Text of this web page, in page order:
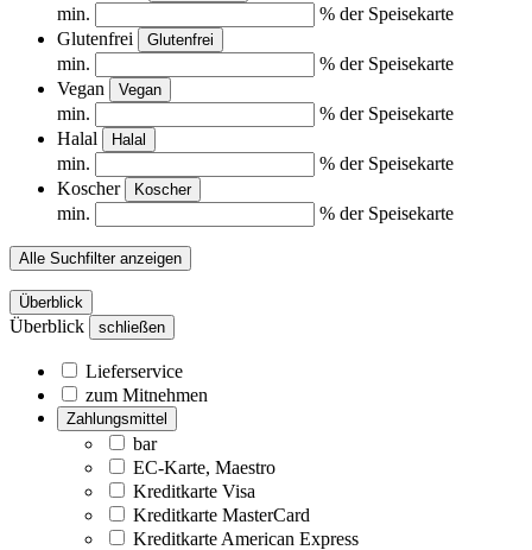
min.
% der Speisekarte
Glutenfrei
Glutenfrei
min.
% der Speisekarte
Vegan
Vegan
min.
% der Speisekarte
Halal
Halal
min.
% der Speisekarte
Koscher
Koscher
min. % der Speisekarte
Alle Suchfilter anzeigen
Überblick
Überblick schließen
Lieferservice
zum Mitnehmen
Zahlungsmittel
bar
EC-Karte, Maestro
Kreditkarte Visa
Kreditkarte MasterCard
Kreditkarte American Express